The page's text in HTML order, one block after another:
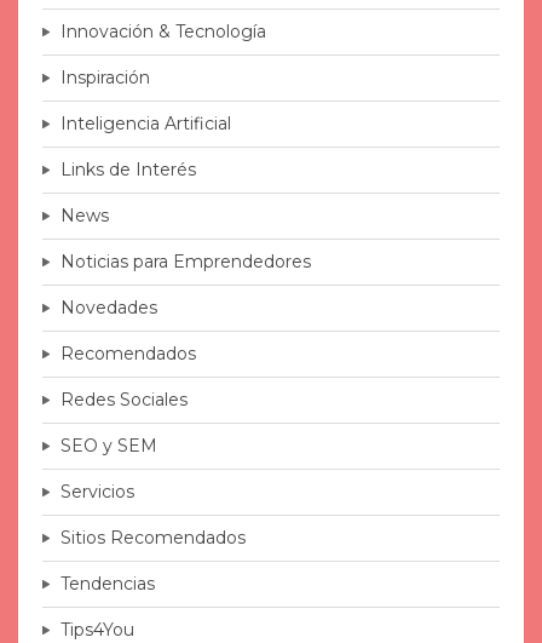
Innovación & Tecnología
Inspiración
Inteligencia Artificial
Links de Interés
News
Noticias para Emprendedores
Novedades
Recomendados
Redes Sociales
SEO y SEM
Servicios
Sitios Recomendados
Tendencias
Tips4You